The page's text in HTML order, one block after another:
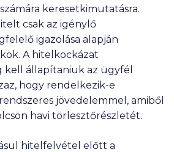
keresetkimutatásra.
csak az igénylő
igazolása alapján
A hitelkockázat
kell állapítaniuk az ügyfél
hogy rendelkezik-e
jövedelemmel, amiből
havi törlesztőrészletét.
hitelfelvétel előtt a